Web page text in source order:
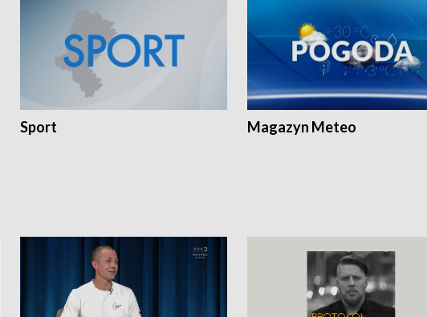
Sport Magazyn Meteo